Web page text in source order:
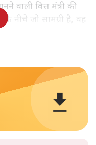
वाली वित्त मंत्री की
नीचे जो सामग्री है, वह